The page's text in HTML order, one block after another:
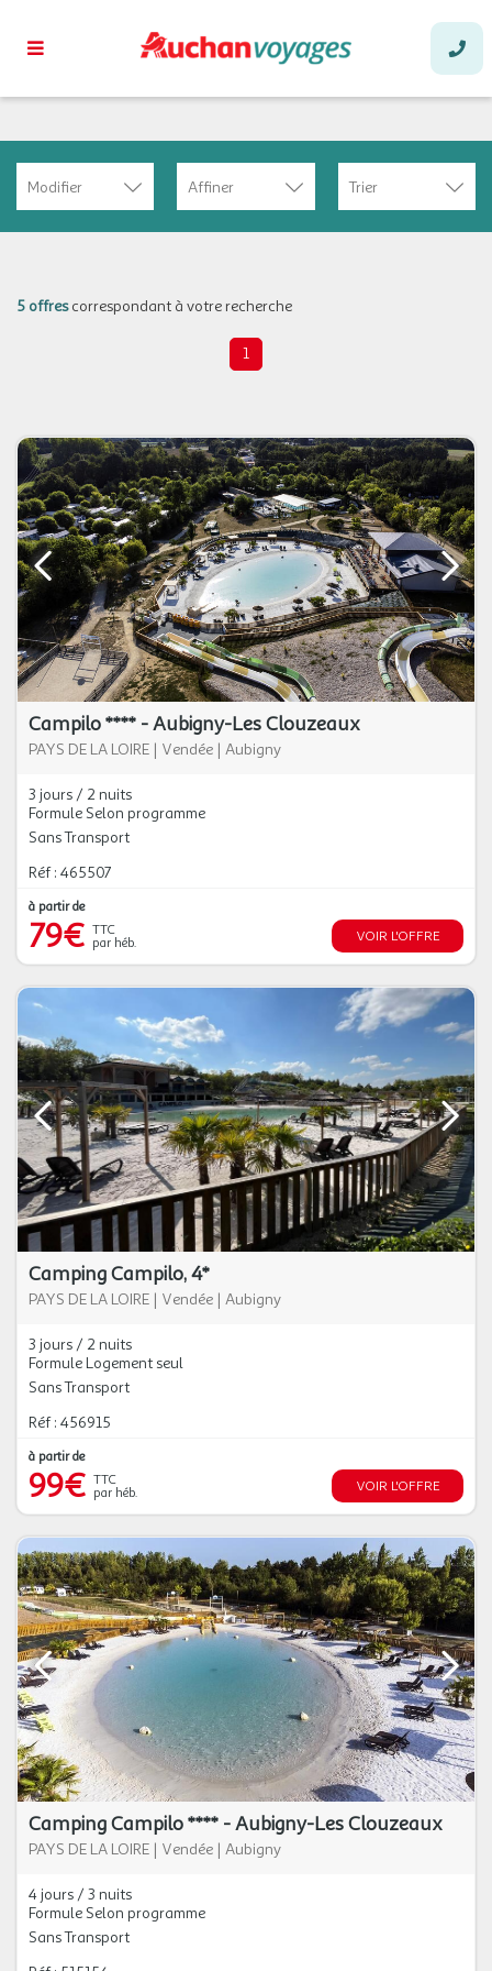
Modifier Affiner Trier
5 offrescorrespondant à votre recherche
1
Campilo **** - Aubigny-Les Clouzeaux
PAYS DE LA LOIRE | Vendée | Aubigny
3 jours / 2 nuits
Formule Selon programme
Sans Transport
Réf : 465507
à partir de
79€ TTC
par héb.
VOIR L'OFFRE
Camping Campilo, 4*
PAYS DE LA LOIRE | Vendée | Aubigny
3 jours / 2 nuits
Formule Logement seul
Sans Transport
Réf : 456915
à partir de
99€ TTC
par héb.
VOIR L'OFFRE
Camping Campilo **** - Aubigny-Les Clouzeaux
PAYS DE LA LOIRE | Vendée | Aubigny
4 jours / 3 nuits
Formule Selon programme
Sans Transport